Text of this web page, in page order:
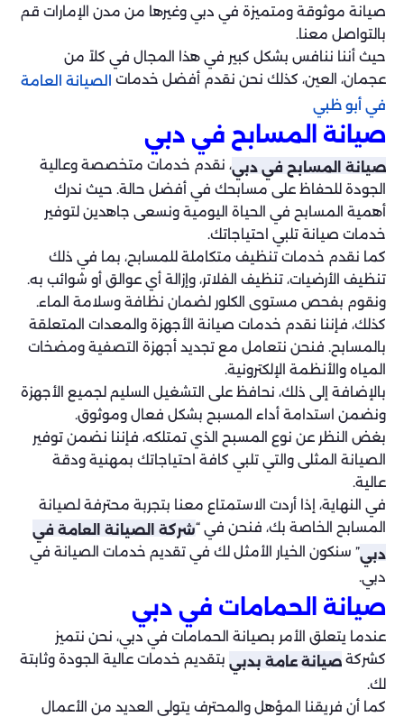
صيانة موثوقة ومتميزة في دبي وغيرها من مدن الإمارات قم
بالتواصل معنا.
حيث أننا ننافس بشكل كبير في هذا المجال في كلاً من
عجمان، العين، كذلك نحن نقدم أفضل خدمات الصيانة العامة
في أبو ظبي
صيانة المسابح في دبي
صيانة المسابح في دبي، نقدم خدمات متخصصة وعالية
الجودة للحفاظ على مسابحك في أفضل حالة. حيث ندرك
أهمية المسابح في الحياة اليومية ونسعى جاهدين لتوفير
خدمات صيانة تلبي احتياجاتك.
كما نقدم خدمات تنظيف متكاملة للمسابح، بما في ذلك
تنظيف الأرضيات، تنظيف الفلاتر، وإزالة أي عوالق أو شوائب به.
ونقوم بفحص مستوى الكلور لضمان نظافة وسلامة الماء.
كذلك، فإننا نقدم خدمات صيانة الأجهزة والمعدات المتعلقة
بالمسابح. فنحن نتعامل مع تجديد أجهزة التصفية ومضخات
المياه والأنظمة الإلكترونية.
بالإضافة إلى ذلك، نحافظ على التشغيل السليم لجميع الأجهزة
ونضمن استدامة أداء المسبح بشكل فعال وموثوق.
بغض النظر عن نوع المسبح الذي تمتلكه، فإننا نضمن توفير
الصيانة المثلى والتي تلبي كافة احتياجاتك بمهنية ودقة
عالية.
في النهاية، إذا أردت الاستمتاع معنا بتجربة محترفة لصيانة
المسابح الخاصة بك، فنحن في “شركة الصيانة العامة في
دبي” سنكون الخيار الأمثل لك في تقديم خدمات الصيانة في
دبي.
صيانة الحمامات في دبي
عندما يتعلق الأمر بصيانة الحمامات في دبي، نحن نتميز
كشركة صيانة عامة بدبي بتقديم خدمات عالية الجودة وثابتة
لك.
كما أن فريقنا المؤهل والمحترف يتولى العديد من الأعمال